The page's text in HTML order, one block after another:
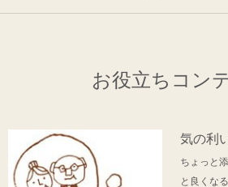
お役立ちコン
気の利
ちょっと
と良くな